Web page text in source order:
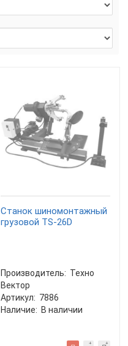
Станок шиномонтажный
грузовой TS-26D
Производитель: Техно
Вектор
Артикул: 7886
Наличие: В наличии